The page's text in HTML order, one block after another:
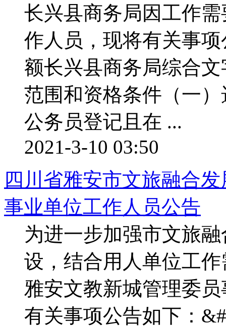
长兴县商务局因工作
作人员，现将有关事
额长兴县商务局综合
范围和资格条件（一
公务员登记且在 ...
2021-3-10 03:50
四川省雅安市文旅融合
事业单位工作人员公告
为进一步加强市文旅
设，结合用人单位工
雅安文教新城管理委
有关事项公告如下：